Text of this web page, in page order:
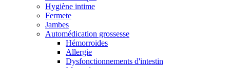
Hygiène intime
Fermete
Jambes
Automédication grossesse
Hémorroides
Allergie
Dysfonctionnements d'intestin